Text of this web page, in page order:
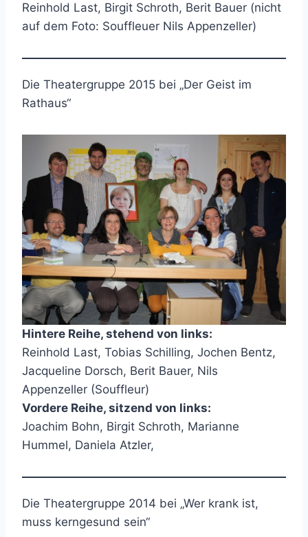
Reinhold Last, Birgit Schroth, Berit Bauer (nicht
auf dem Foto: Souffleuer Nils Appenzeller)
Die Theatergruppe 2015 bei „Der Geist im
Rathaus“
Hintere Reihe, stehend von links:
Reinhold Last, Tobias Schilling, Jochen Bentz,
Jacqueline Dorsch, Berit Bauer, Nils
Appenzeller (Souffleur)
Vordere Reihe, sitzend von links:
Joachim Bohn, Birgit Schroth, Marianne
Hummel, Daniela Atzler,
Die Theatergruppe 2014 bei „Wer krank ist,
muss kerngesund sein“